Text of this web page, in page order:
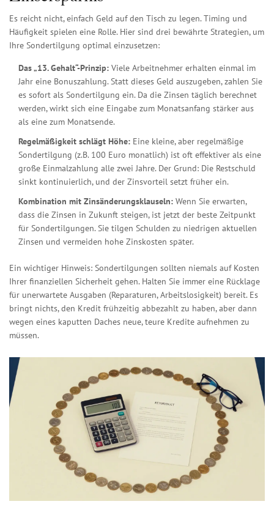
Es reicht nicht, einfach Geld auf den Tisch zu legen. Timing und
Häufigkeit spielen eine Rolle. Hier sind drei bewährte Strategien, um
Ihre Sondertilgung optimal einzusetzen:
Das „13. Gehalt“-Prinzip: Viele Arbeitnehmer erhalten einmal im
Jahr eine Bonuszahlung. Statt dieses Geld auszugeben, zahlen Sie
es sofort als Sondertilgung ein. Da die Zinsen täglich berechnet
werden, wirkt sich eine Eingabe zum Monatsanfang stärker aus
als eine zum Monatsende.
Regelmäßigkeit schlägt Höhe: Eine kleine, aber regelmäßige
Sondertilgung (z.B. 100 Euro monatlich) ist oft effektiver als eine
große Einmalzahlung alle zwei Jahre. Der Grund: Die Restschuld
sinkt kontinuierlich, und der Zinsvorteil setzt früher ein.
Kombination mit Zinsänderungsklauseln: Wenn Sie erwarten,
dass die Zinsen in Zukunft steigen, ist jetzt der beste Zeitpunkt
für Sondertilgungen. Sie tilgen Schulden zu niedrigen aktuellen
Zinsen und vermeiden hohe Zinskosten später.
Ein wichtiger Hinweis: Sondertilgungen sollten niemals auf Kosten
Ihrer finanziellen Sicherheit gehen. Halten Sie immer eine Rücklage
für unerwartete Ausgaben (Reparaturen, Arbeitslosigkeit) bereit. Es
bringt nichts, den Kredit frühzeitig abbezahlt zu haben, aber dann
wegen eines kaputten Daches neue, teure Kredite aufnehmen zu
müssen.